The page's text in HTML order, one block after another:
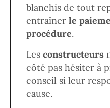
blanchis de tout
entraîner le
procédure.
Les constructeurs
côté pas hésiter à
conseil si leur
cause.